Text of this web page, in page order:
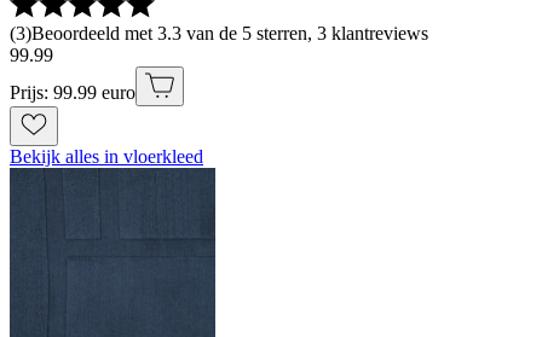
(3)Beoordeeld met 3.3 van de 5 sterren, 3 klantreviews
99.99
Prijs: 99.99 euro
Bekijk alles in vloerkleed